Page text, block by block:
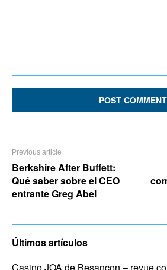
Previous article
Berkshire After Buffett:
Qué saber sobre el CEO
entrante Greg Abel
Últimos artículos
Casino JOA de Besançon – revue